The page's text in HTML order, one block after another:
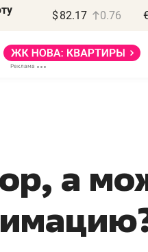
$ 82.17 0.76
а
Василь Мазитов
МАРТ
зная местных